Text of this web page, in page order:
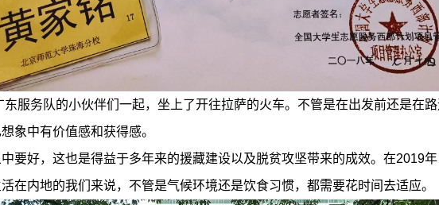
服务队的小伙伴们一起，坐上了开往拉萨的火车。不管是在出发前还是在
象中有价值感和获得感。
要好，这也是得益于多年来的援藏建设以及脱贫攻坚带来的成效。在2019
在内地的我们来说，不管是气候环境还是饮食习惯，都需要花时间去适应。